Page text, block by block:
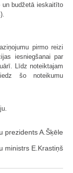
budžetā ieskaitīto
pirmo reizi
iesniegšanai par
Līdz noteiktajam
šo noteikumu
prezidents A.Šķēle
ministrs E.Krastiņš